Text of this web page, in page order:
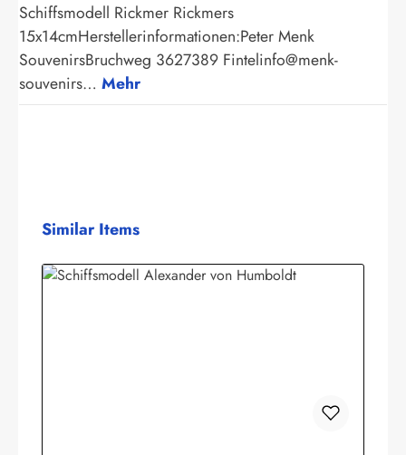
Schiffsmodell Rickmer Rickmers
15x14cmHerstellerinformationen:Peter Menk
SouvenirsBruchweg 3627389 Fintelinfo@menk-
souvenirs… Mehr
Produktgalerie überspringen
Similar Items